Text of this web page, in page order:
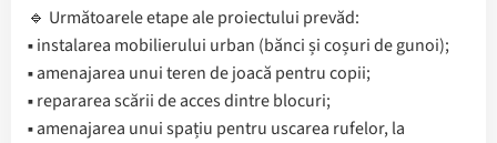
🔹 Următoarele etape ale proiectului prevăd:
▪️ instalarea mobilierului urban (bănci și coșuri de gunoi);
▪️ amenajarea unui teren de joacă pentru copii;
▪️ repararea scării de acces dintre blocuri;
▪️ amenajarea unui spațiu pentru uscarea rufelor, la